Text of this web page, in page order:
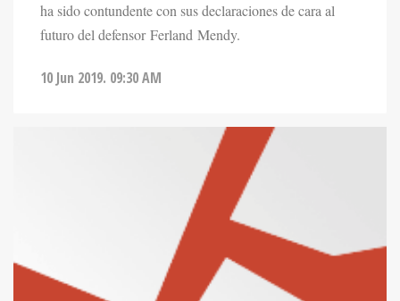
ha sido contundente con sus declaraciones de cara al
futuro del defensor Ferland Mendy.
10 Jun 2019. 09:30 AM